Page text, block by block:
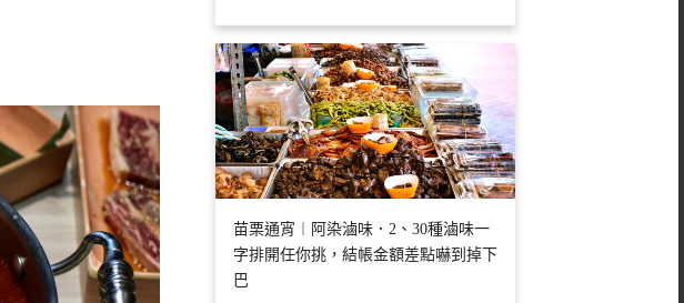
苗栗通宵︱阿染滷味．2、30種滷味一
字排開任你挑，結帳金額差點嚇到掉下
巴